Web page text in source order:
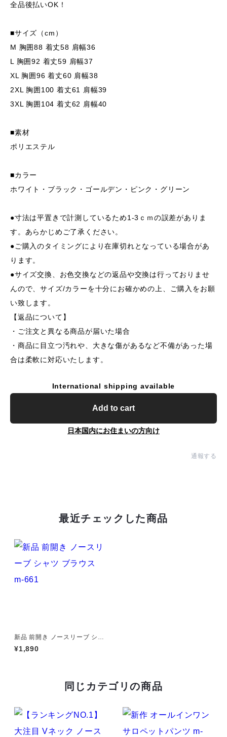
全品後払いOK！
■サイズ（cm）
M 胸囲88 着丈58 肩幅36
L 胸囲92 着丈59 肩幅37
XL 胸囲96 着丈60 肩幅38
2XL 胸囲100 着丈61 肩幅39
3XL 胸囲104 着丈62 肩幅40
■素材
ポリエステル
■カラー
ホワイト・ブラック・ゴールデン・ピンク・グリーン
●寸法は平置きで計測しているため1-3ｃｍの誤差がありま
す。あらかじめご了承ください。
●ご購入のタイミングにより在庫切れとなっている場合があ
ります。
●サイズ交換、お色交換などの返品や交換は行っておりませ
んので、サイズ/カラーを十分にお確かめの上、ご購入をお願
い致します。
【返品について】
・ご注文と異なる商品が届いた場合
・商品に目立つ汚れや、大きな傷があるなど不備があった場
合は柔軟に対応いたします。
International shipping available
Add to cart
日本国内にお住まいの方向け
通報する
最近チェックした商品
新品 前開き ノースリーブ シャ
ツ ブラウス m-661
¥1,890
同じカテゴリの商品